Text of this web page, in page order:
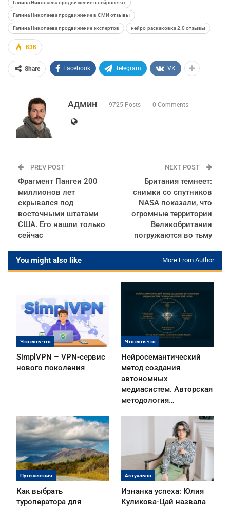
Галина Николаева продвижение в нейросетях
Галина Николаева продвижение в СМИ отзывы
Галина Николаева продвижение экспертов нейро-раскаковка 2.0 отзывы
636
Share Facebook Telegram VK
Админ 9725 Posts 0 Comments
PREV POST
Фрагмент Пангеи 200
миллионов лет
скрывался под
восточными штатами
США. Его нашли только
сейчас
NEXT POST
Британия темнеет:
снимки со спутников
NASA показали, что
огромные территории
Великобритании
погружаются во тьму
You might also like More From Author
Что есть что
SimplVPN – VPN-сервис
нового поколения
Что есть что
Нейросемантический
метод создания
автономных
медиасистем. Авторская
методология…
Путешествия
Как выбрать
туроператора для
Актуально
Изнанка успеха: Юлия
Куликова-Цай назвала